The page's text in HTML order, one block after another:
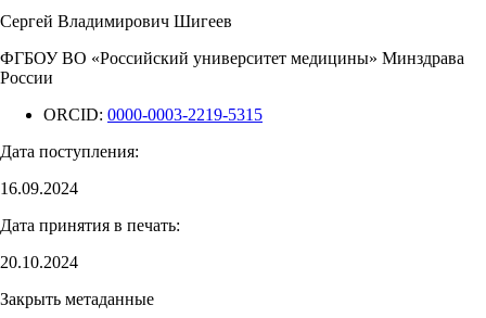
Сергей Владимирович Шигеев
ФГБОУ ВО «Российский университет медицины» Минздрава
России
ORCID: 0000-0003-2219-5315
Дата поступления:
16.09.2024
Дата принятия в печать:
20.10.2024
Закрыть метаданные